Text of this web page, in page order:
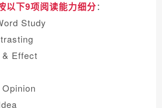
以下9项阅读能力细分：
Study
& Effect